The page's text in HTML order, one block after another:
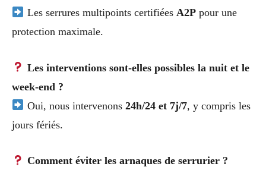
Les serrures multipoints certifiées A2Ppour une
protection maximale.
Les interventions sont-elles possibles la nuit et le
week-end ?
Oui, nous intervenons 24h/24 et 7j/7, y compris les
jours fériés.
Comment éviter les arnaques de serrurier ?